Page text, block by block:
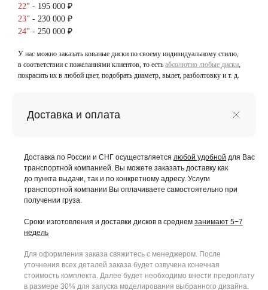
22" - 195 000 ₽
23" - 230 000 ₽
24" - 250 000 ₽
У нас можно заказать кованые диски по своему индивидуальному стилю,
в соответствии с пожеланиями клиентов, то есть абсолютно любые диски,
покрасить их в любой цвет, подобрать диаметр, вылет, разболтовку и т. д.
Доставка и оплата
Доставка по России и СНГ осуществляется любой удобной для Вас
транспортной компанией. Вы можете заказать доставку как
до пункта выдачи, так и по конкретному адресу. Услуги
транспортной компании Вы оплачиваете самостоятельно при
получении груза.
Сроки изготовления и доставки дисков в среднем занимают 5−7
недель
Для оформления заказа свяжитесь с менеджером. После
уточнения всех деталей заказа будет озвучена конечная
стоимость комплекта. Далее будет необходимо внести предоплату
в размере 30% для запуска моделирования выбранного дизайна.